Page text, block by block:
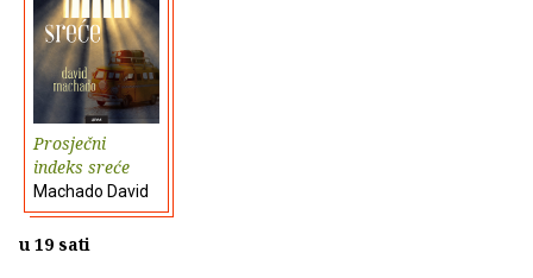
Prosječni
indeks sreće
Machado David
u 19 sati